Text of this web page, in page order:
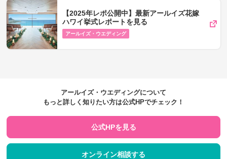
【2025年レポ公開中】最新アールイズ花嫁
ハワイ挙式レポートを見る
アールイズ・ウエディング
アールイズ・ウエディングについて
もっと詳しく知りたい方は公式HPでチェック！
公式HPを見る
オンライン相談する